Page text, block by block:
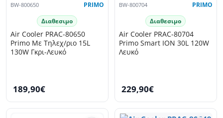
BW-800650 PRIMO
Διαθεσιμο
Air Cooler PRAC-80650
Primo Με Τηλεχ/ριο 15L
130W Γκρι-Λευκό
189,90€
BW-800704 PRIMO
Διαθεσιμο
Air Cooler PRAC-80704
Primo Smart ION 30L 120W
Λευκό
229,90€